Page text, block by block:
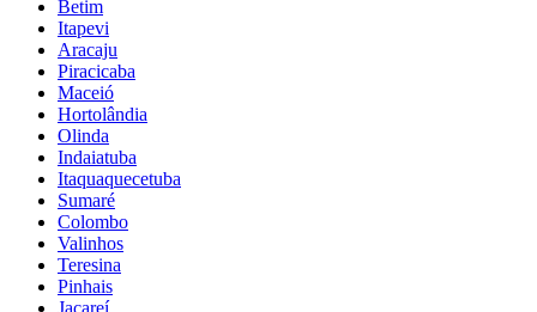
Betim
Itapevi
Aracaju
Piracicaba
Maceió
Hortolândia
Olinda
Indaiatuba
Itaquaquecetuba
Sumaré
Colombo
Valinhos
Teresina
Pinhais
Jacareí